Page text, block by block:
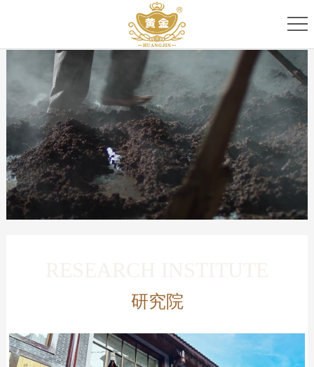
页
关
队
家
族
闻
资
服
务
研究院